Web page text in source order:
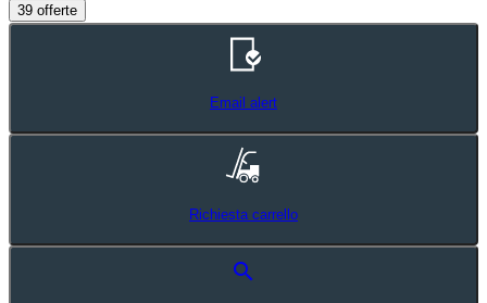
39 offerte
Email alert
Richiesta carrello
search